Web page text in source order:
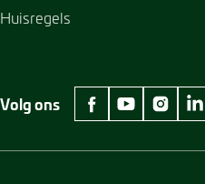
Huisregels
Volg ons
facebook Museum
youtube